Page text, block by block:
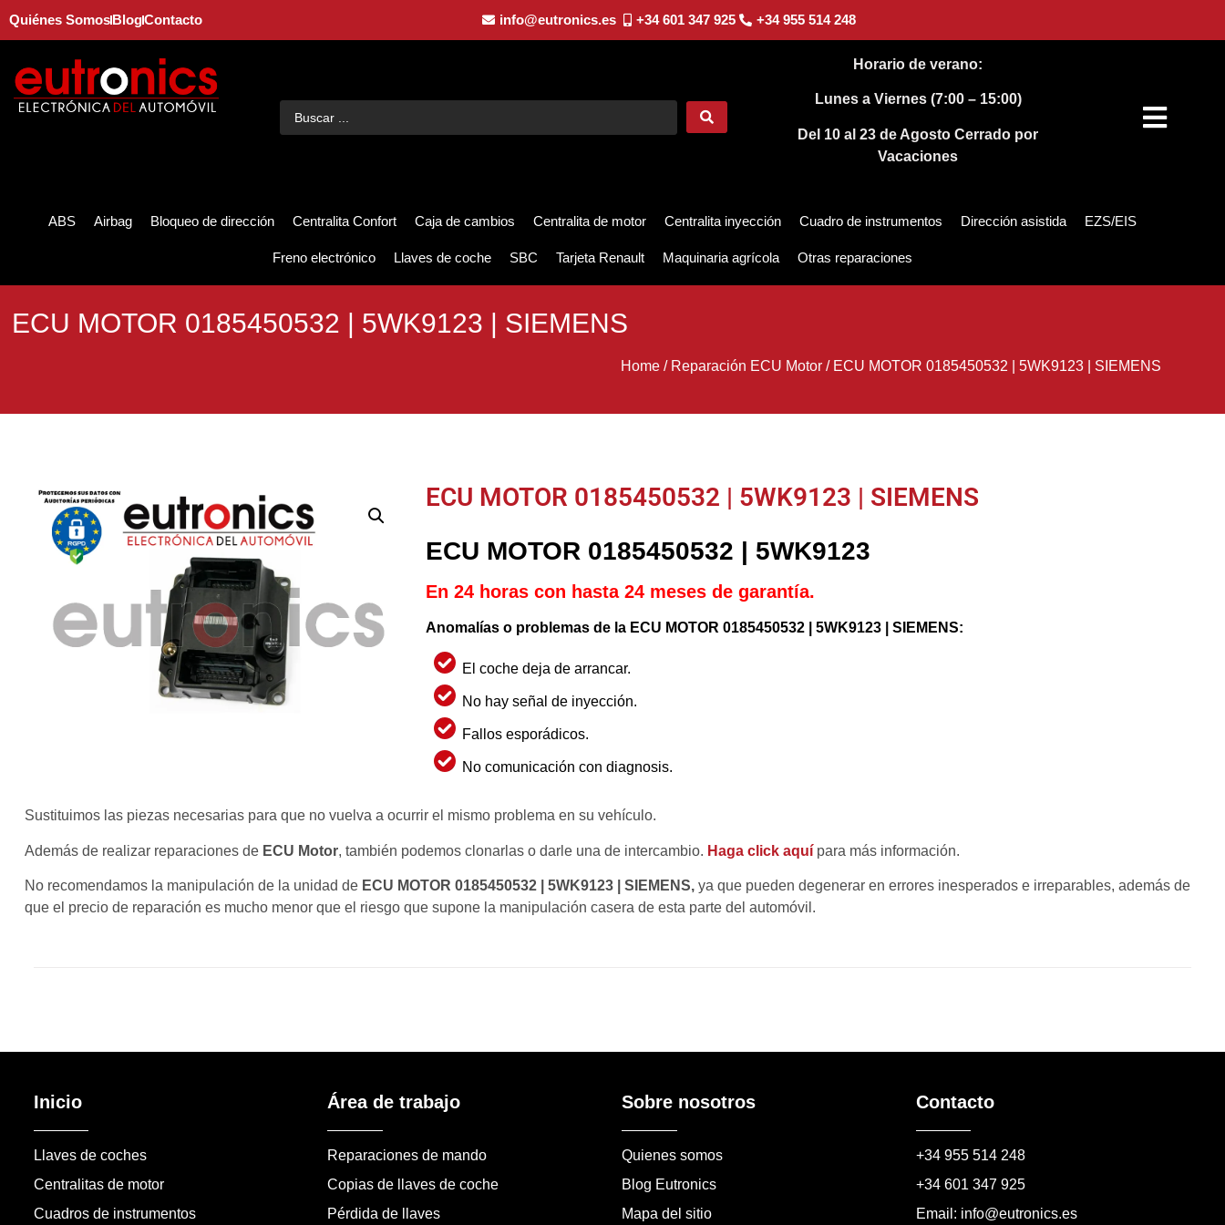
Quiénes SomosBlogContacto info@eutronics.es +34 601 347 925 +34 955 514 248
Horario de verano:
Lunes a Viernes (7:00 – 15:00)
Del 10 al 23 de AgostoCerrado por
Vacaciones
ABS Airbag Bloqueo de dirección Centralita Confort Caja de cambios Centralita de motor Centralita inyección Cuadro de instrumentos Dirección asistida EZS/EIS
Freno electrónico Llaves de coche SBC Tarjeta Renault Maquinaria agrícola Otras reparaciones
ECU MOTOR 0185450532 | 5WK9123 | SIEMENS
Home / Reparación ECU Motor / ECU MOTOR 0185450532 | 5WK9123 | SIEMENS
ECU MOTOR 0185450532 | 5WK9123 | SIEMENS
ECU MOTOR 0185450532 | 5WK9123
En 24 horas con hasta 24 meses de garantía.
Anomalías o problemas de la ECU MOTOR 0185450532 | 5WK9123 | SIEMENS:
El coche deja de arrancar.
No hay señal de inyección.
Fallos esporádicos.
No comunicación con diagnosis.
Sustituimos las piezas necesarias para que no vuelva a ocurrir el mismo problema en su vehículo.
Además de realizar reparaciones de ECU Motor, también podemos clonarlas o darle una de intercambio. Haga click aquípara más información.
No recomendamos la manipulación de la unidad de ECU MOTOR 0185450532 | 5WK9123 | SIEMENS,ya que pueden degenerar en errores inesperados e irreparables, además de
que el precio de reparación es mucho menor que el riesgo que supone la manipulación casera de esta parte del automóvil.
Inicio
Llaves de coches
Centralitas de motor
Cuadros de instrumentos
Área de trabajo
Reparaciones de mando
Copias de llaves de coche
Pérdida de llaves
Sobre nosotros
Quienes somos
Blog Eutronics
Mapa del sitio
Contacto
+34 955 514 248
+34 601 347 925
Email: info@eutronics.es